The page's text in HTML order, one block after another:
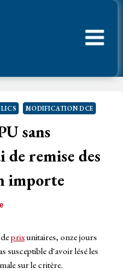
MODIFICATION DCE
sans
remise des
importe
prixunitaires, onze jours
susceptible d'avoir lésé les
sur le critère.